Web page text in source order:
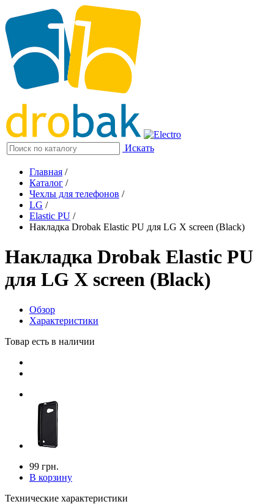
Искать
Главная /
Каталог /
Чехлы для телефонов /
LG /
Elastic PU /
Накладка Drobak Elastic PU для LG X screen (Black)
Накладка Drobak Elastic PU
для LG X screen (Black)
Обзор
Характеристики
Товар есть в наличии
99 грн.
В корзину
Технические характеристики